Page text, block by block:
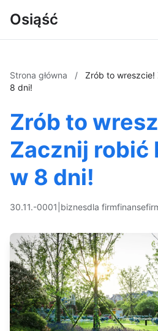
Osiąść
Strona główna /
Zrób to wreszcie!
8 dni!
Zrób to
Zacznij robić
w 8 dni!
30.11.-0001 biznesdla firmfinanse